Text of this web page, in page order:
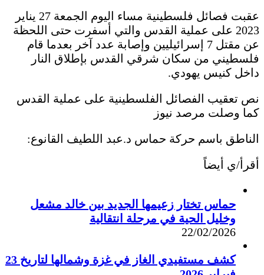
عقبت فصائل فلسطينية مساء اليوم الجمعة 27 يناير
2023 على عملية القدس والتي أسفرت حتى اللحظة
عن مقتل 7 إسرائيليين وإصابة عدد آخر بعدما قام
فلسطيني من سكان شرقي القدس بإطلاق النار
داخل كنيس يهودي.
نص تعقيب الفصائل الفلسطينية على عملية القدس
كما وصلت مرصد نيوز
الناطق باسم حركة حماس د.عبد اللطيف القانوع:
أقرأ/ي أيضاً
حماس تختار زعيمها الجديد بين خالد مشعل
وخليل الحية في مرحلة انتقالية
22/02/2026
كشف مستفيدي الغاز في غزة وشمالها لتاريخ 23